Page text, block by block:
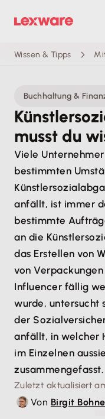
Wissen & Tipps
Buchhaltung &
musst du
Viele
bestimmten
anfällt, ist immer
bestimmte
an die
das Erstellen von
von
Influencer fällig
wurde, untersucht
der
anfällt, in welcher
im Einzelnen
zusammengefasst.
Zuletzt aktualisiert
Von Birgit ©